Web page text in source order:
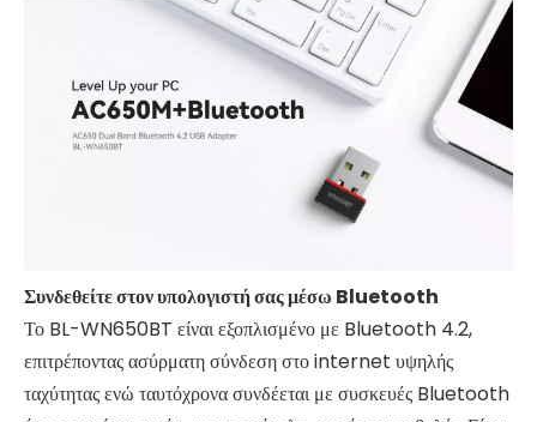
Συνδεθείτε στον υπολογιστή σας μέσω Bluetooth
Το BL-WN650BT είναι εξοπλισμένο με Bluetooth 4.2,
επιτρέποντας ασύρματη σύνδεση στο internet υψηλής
ταχύτητας ενώ ταυτόχρονα συνδέεται με συσκευές Bluetooth